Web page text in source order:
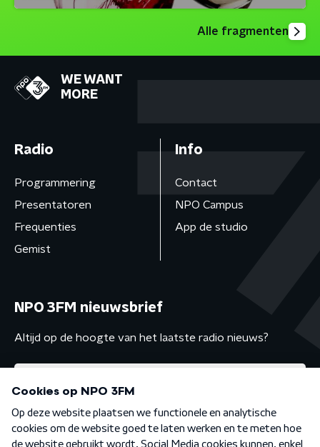
Alle fragmenten
WE WANT
MORE
Radio
Programmering
Presentatoren
Frequenties
Gemist
Info
Contact
NPO Campus
App de studio
NPO 3FM nieuwsbrief
Altijd op de hoogte van het laatste radio nieuws?